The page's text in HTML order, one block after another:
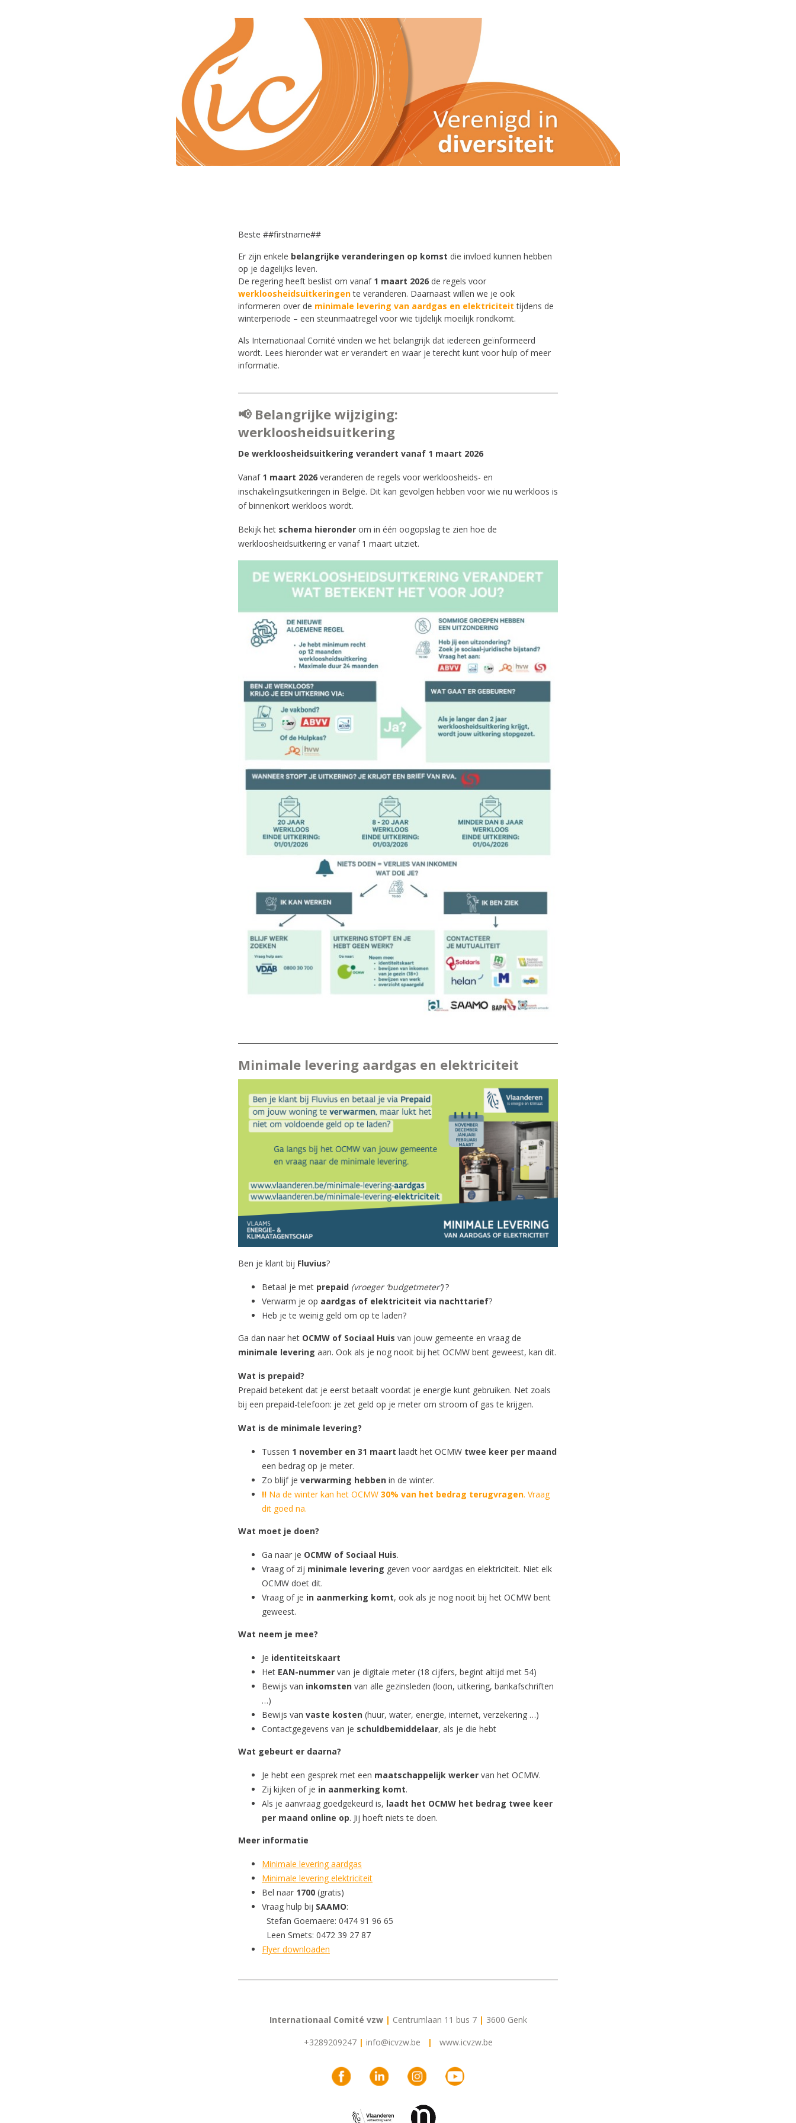
Beste ##firstname##
Er zijn enkele belangrijke veranderingen op komst die invloed kunnen hebben
op je dagelijks leven.
De regering heeft beslist om vanaf 1 maart 2026 de regels voor
werkloosheidsuitkeringente veranderen. Daarnaast willen we je ook
informeren over de minimale levering van aardgas en elektriciteit tijdens de
winterperiode – een steunmaatregel voor wie tijdelijk moeilijk rondkomt.
Als Internationaal Comité vinden we het belangrijk dat iedereen geïnformeerd
wordt. Lees hieronder wat er verandert en waar je terecht kunt voor hulp of meer
informatie.
📢 Belangrijke wijziging:
werkloosheidsuitkering
De werkloosheidsuitkering verandert vanaf 1 maart 2026
Vanaf 1 maart 2026 veranderen de regels voor werkloosheids- en
inschakelingsuitkeringen in België. Dit kan gevolgen hebben voor wie nu werkloos is
of binnenkort werkloos wordt.
Bekijk het schema hieronder om in één oogopslag te zien hoe de
werkloosheidsuitkering er vanaf 1 maart uitziet.
Minimale levering aardgas en elektriciteit
Ben je klant bij Fluvius?
Betaal je met prepaid (vroeger ‘budgetmeter’)?
Verwarm je op aardgas of elektriciteit via nachttarief?
Heb je te weinig geld om op te laden?
Ga dan naar het OCMW of Sociaal Huis van jouw gemeente en vraag de
minimale levering aan. Ook als je nog nooit bij het OCMW bent geweest, kan dit.
Wat is prepaid?
Prepaid betekent dat je eerst betaalt voordat je energie kunt gebruiken. Net zoals
bij een prepaid-telefoon: je zet geld op je meter om stroom of gas te krijgen.
Wat is de minimale levering?
Tussen 1 november en 31 maart laadt het OCMW twee keer per maand
een bedrag op je meter.
Zo blijf je verwarming hebben in de winter.
!! Na de winter kan het OCMW 30% van het bedrag terugvragen. Vraag
dit goed na.
Wat moet je doen?
Ga naar je OCMW of Sociaal Huis.
Vraag of zij minimale levering geven voor aardgas en elektriciteit. Niet elk
OCMW doet dit.
Vraag of je in aanmerking komt, ook als je nog nooit bij het OCMW bent
geweest.
Wat neem je mee?
Je identiteitskaart
Het EAN-nummer van je digitale meter (18 cijfers, begint altijd met 54)
Bewijs van inkomsten van alle gezinsleden (loon, uitkering, bankafschriften
…)
Bewijs van vaste kosten (huur, water, energie, internet, verzekering …)
Contactgegevens van je schuldbemiddelaar, als je die hebt
Wat gebeurt er daarna?
Je hebt een gesprek met een maatschappelijk werker van het OCMW.
Zij kijken of je in aanmerking komt.
Als je aanvraag goedgekeurd is, laadt het OCMW het bedrag twee keer
per maand online op. Jij hoeft niets te doen.
Meer informatie
Minimale levering aardgas
Minimale levering elektriciteit
Bel naar 1700 (gratis)
Vraag hulp bij SAAMO:
Stefan Goemaere: 0474 91 96 65
Leen Smets: 0472 39 27 87
Flyer downloaden
Internationaal Comité vzw | Centrumlaan 11 bus 7 | 3600 Genk
+3289209247 | info@icvzw.be | www.icvzw.be